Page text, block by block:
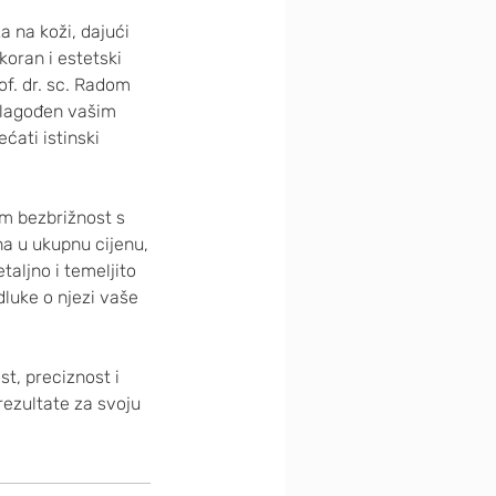
na koži, dajući
i estetski
dr. sc. Radom
vašim
istinski
bezbrižnost s
u ukupnu cijenu,
i temeljito
o njezi vaše
preciznost i
za svoju